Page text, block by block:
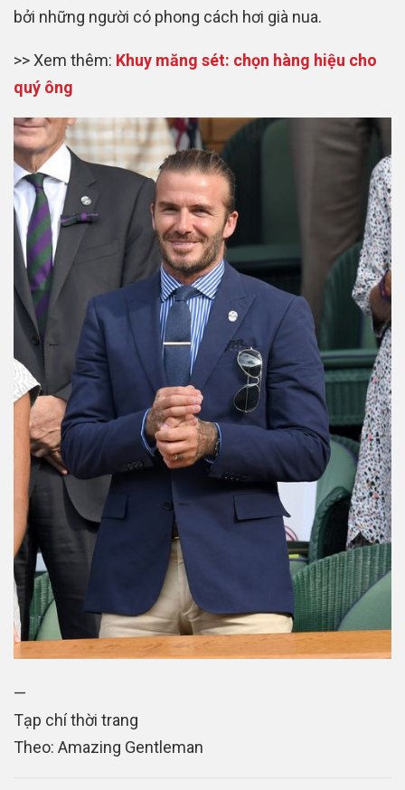
bởi những người có phong cách hơi già nua.
>> Xem thêm: Khuy măng sét: chọn hàng hiệu cho
quý ông
—
Tạp chí thời trang
Theo: Amazing Gentleman